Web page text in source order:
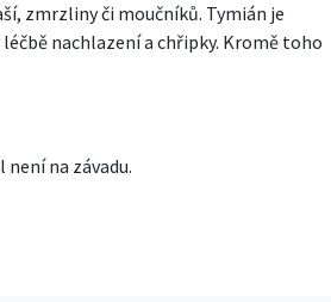
zmrzliny či moučníků. Tymián je
nachlazení a chřipky. Kromě toho
na závadu.